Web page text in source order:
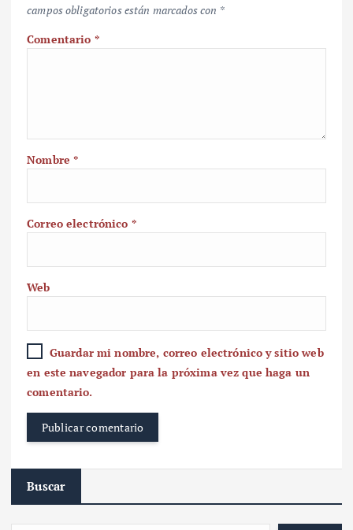
campos obligatorios están marcados con *
Comentario *
Nombre*
Correo electrónico *
Web
Guardar mi nombre, correo electrónico y sitio web
en este navegador para la próxima vez que haga un
comentario.
Buscar